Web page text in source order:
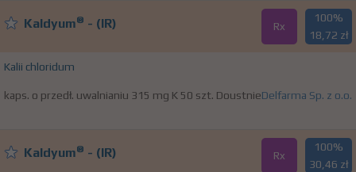
Kaldyum® - (IR) Rx
100%
18,72 zł
Kalii chloridum
kaps. o przedł. uwalnianiu 315 mg K 50 szt. DoustnieDelfarma Sp. z o.o.
Kaldyum® - (IR) Rx
100%
30,46 zł